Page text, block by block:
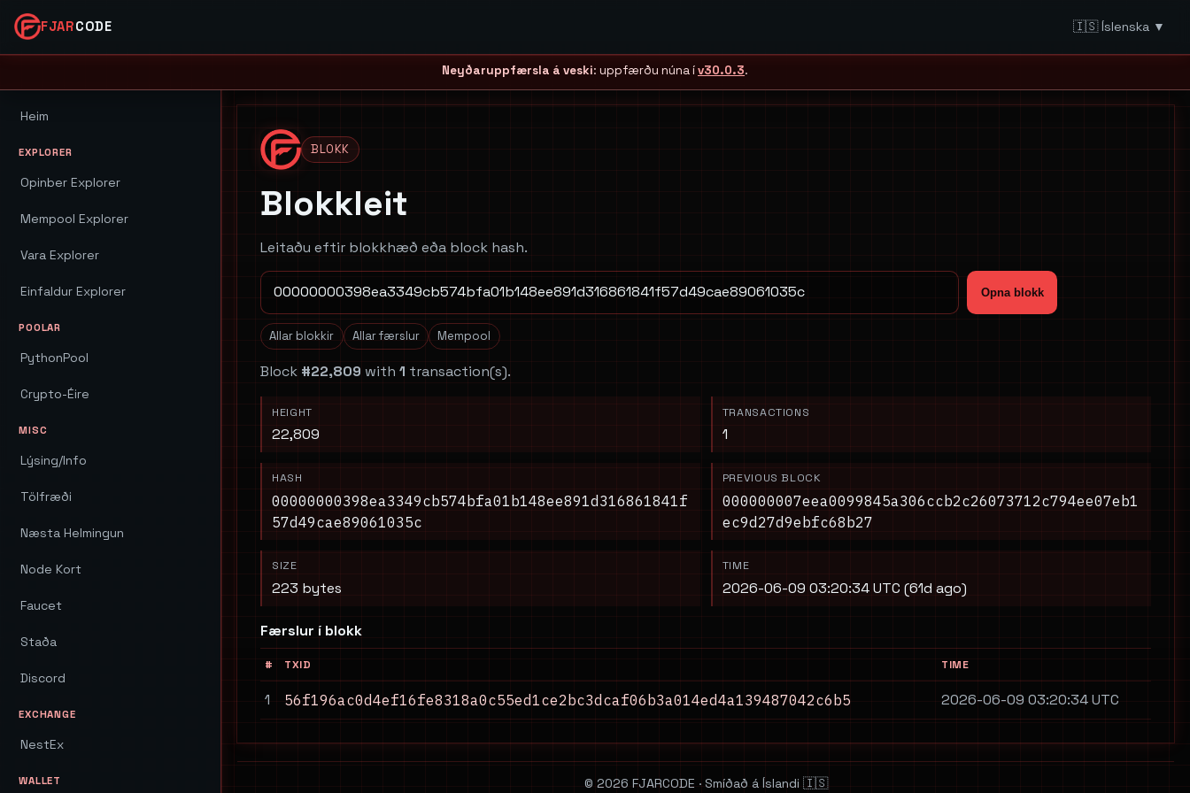
FJARCODE 🇮🇸 Íslenska ▼
Neyðaruppfærsla á veski: uppfærðu núna ív30.0.3.
Heim
EXPLORER
Opinber Explorer
Mempool Explorer
Vara Explorer
Einfaldur Explorer
POOLAR
PythonPool
Crypto-Éire
MISC
Lýsing/Info
Tölfræði
Næsta Helmingun
Node Kort
Faucet
Staða
Discord
EXCHANGE
NestEx
WALLET
BLOKK
Blokkleit
Leitaðu eftir blokkhæð eða block hash.
Opna blokk
Allar blokkir Allar færslur Mempool
Block #22,809 with 1 transaction(s).
HEIGHT
22,809
TRANSACTIONS
1
HASH
00000000398ea3349cb574bfa01b148ee891d316861841f
57d49cae89061035c
PREVIOUS BLOCK
000000007eea0099845a306ccb2c26073712c794ee07eb1
ec9d27d9ebfc68b27
SIZE
223 bytes
TIME
2026-06-09 03:20:34 UTC (61d ago)
Færslur í blokk
# TXID TIME
1 56f196ac0d4ef16fe8318a0c55ed1ce2bc3dcaf06b3a014ed4a139487042c6b5 2026-06-09 03:20:34 UTC
© 2026 FJARCODE · Smíðað á Íslandi 🇮🇸